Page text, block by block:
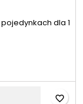
dla 1
favorite_border